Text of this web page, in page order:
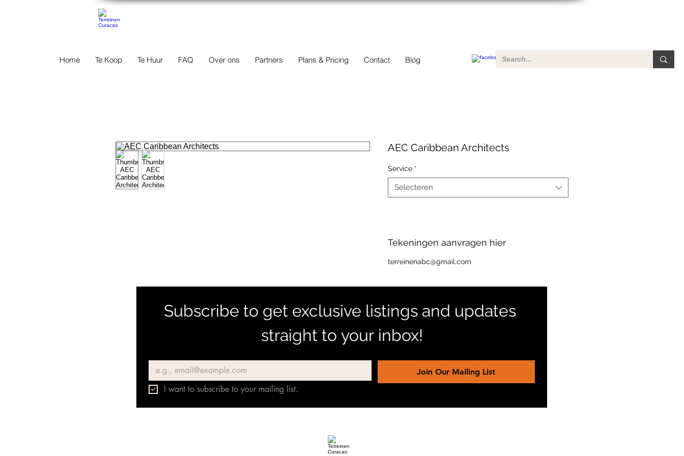
Home Te Koop Te Huur FAQ Over ons Partners Plans & Pricing Contact Blog
AEC Caribbean Architects
Service *
Selecteren
Tekeningen aanvragen hier
terreinenabc@gmail.com
Subscribe to get exclusive listings and updates
straight to your inbox!
Join Our Mailing List
I want to subscribe to your mailing list.